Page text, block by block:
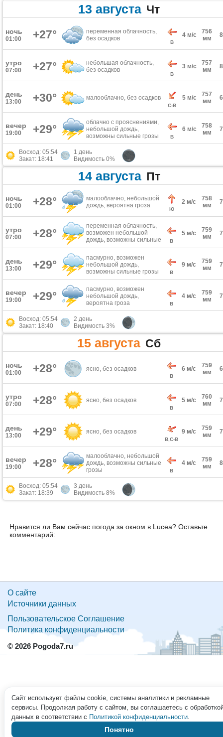
13 августа Чт
ночь
01:00 +27°
переменная облачность,
без осадков
В
4 м/с
756
мм
утро
07:00 +27°
небольшая облачность,
без осадков
В
3 м/с
757
мм
день
13:00 +30° малооблачно, без осадков
С-В
5 м/с
757
мм
вечер
19:00 +29°
облачно с прояснениями,
небольшой дождь,
возможны сильные грозы
В
6 м/с
758
мм
Восход: 05:54
Закат: 18:41
1 день
Видимость 0%
14 августа Пт
ночь
01:00 +28°
малооблачно, небольшой
дождь, вероятна гроза
Ю
2 м/с
758
мм
утро
07:00 +28°
переменная облачность,
возможен небольшой
дождь, возможны сильные
грозы
В
5 м/с
759
мм
день
13:00 +29°
пасмурно, возможен
небольшой дождь,
возможны сильные грозы
В
9 м/с
759
мм
вечер
19:00 +29°
пасмурно, возможен
небольшой дождь,
вероятна гроза
В
4 м/с
759
мм
Восход: 05:54
Закат: 18:40
2 день
Видимость 3%
15 августа Сб
ночь
01:00 +28° ясно, без осадков
В
6 м/с
759
мм
утро
07:00 +28° ясно, без осадков
В
5 м/с
760
мм
день
13:00 +29° ясно, без осадков
В,С-В
9 м/с
759
мм
вечер
19:00 +28°
малооблачно, небольшой
дождь, возможны сильные
грозы
В
4 м/с
759
мм
Восход: 05:54
Закат: 18:39
3 день
Видимость 8%
Нравится ли Вам сейчас погода за окном в Lucea? Оставьте
комментарий:
О сайте
Источники данных
Пользовательское Соглашение
Политика конфиденциальности
© 2026 Pogoda7.ru
Сайт использует файлы cookie, системы аналитики и рекламные
сервисы. Продолжая работу с сайтом, вы соглашаетесь с
данных в соответствии с Политикой конфиденциальности.
Понятно